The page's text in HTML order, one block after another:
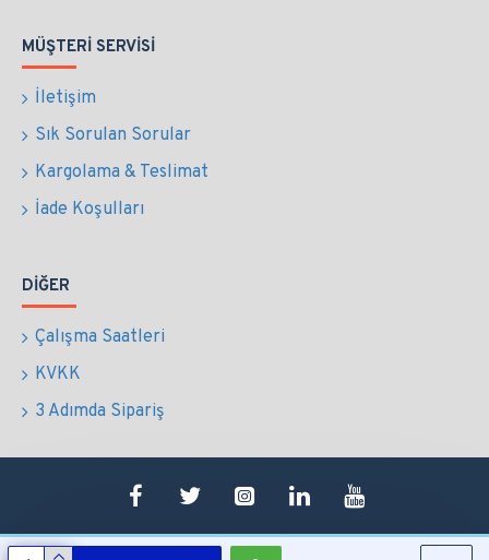
MÜŞTERI SERVISI
İletişim
Sık Sorulan Sorular
Kargolama & Teslimat
İade Koşulları
DIĞER
Çalışma Saatleri
KVKK
3 Adımda Sipariş